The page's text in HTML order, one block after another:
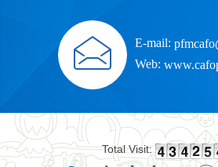
E-mail:
Web:
Total Visit: